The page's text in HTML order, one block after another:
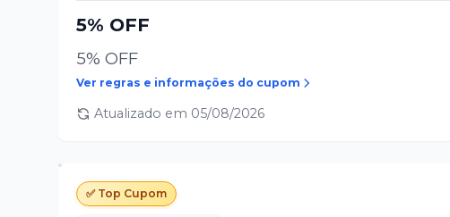
5% OFF
5% OFF
Ver regras e informações do cupom
Atualizado em 05/08/2026
✅ Top Cupom